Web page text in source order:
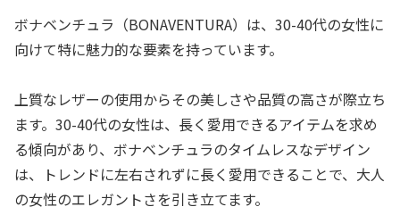
ボナベンチュラ（BONAVENTURA）は、30-40代の女性に
向けて特に魅力的な要素を持っています。
上質なレザーの使用からその美しさや品質の高さが際立ち
ます。30-40代の女性は、長く愛用できるアイテムを求め
る傾向があり、ボナベンチュラのタイムレスなデザイン
は、トレンドに左右されずに長く愛用できることで、大人
の女性のエレガントさを引き立てます。